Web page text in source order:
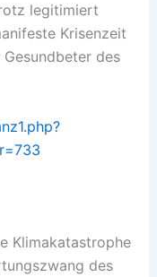
legitimiert
Krisenzeit
des
Klimakatastrophe
des